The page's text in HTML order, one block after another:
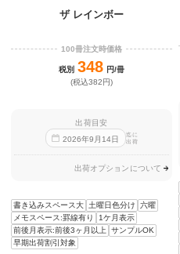
ザ レインボー
100冊注文時価格
税別 348 円/冊
(税込382円)
出荷目安
2026年9 月 14日
迄に
出荷
出荷オプションについて
書き込みスペース大 土曜日色分け
六曜
メモスペース:罫線有り
1ケ月表示
前後月表示:前後3ヶ月以上
サンプルOK
早期出荷割引対象